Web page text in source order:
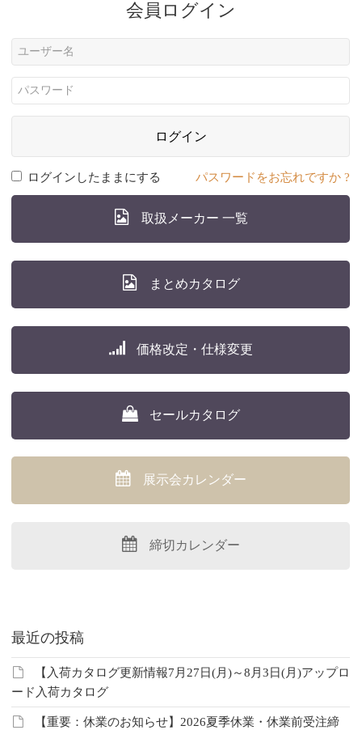
会員ログイン
ログイン
ログインしたままにする パスワードをお忘れですか ?
取扱メーカー 一覧
まとめカタログ
価格改定・仕様変更
セールカタログ
展示会カレンダー
締切カレンダー
最近の投稿
【入荷カタログ更新情報7月27日(月)～8月3日(月)アップロ
ード入荷カタログ
【重要：休業のお知らせ】2026夏季休業・休業前受注締